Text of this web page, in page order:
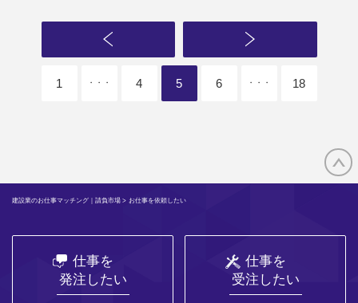
1 ・・・ 4 5 6 ・・・ 18
建設業のお仕事マッチング｜請負市場 > お仕事を依頼したい
仕事を
発注したい
仕事を
受注したい